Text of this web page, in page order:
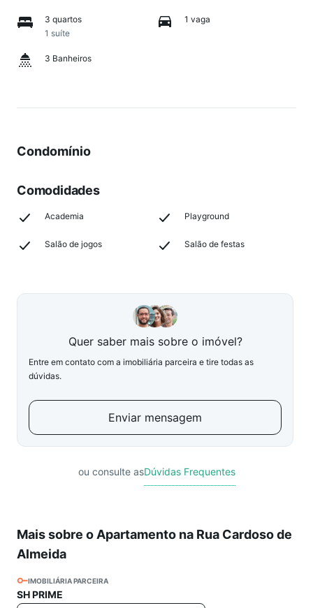
3 quartos
1 suíte
1 vaga
3 Banheiros
Condomínio
Comodidades
Academia Playground
Salão de jogos Salão de festas
Quer saber mais sobre o imóvel?
Entre em contato com a imobiliária parceira e tire todas as
dúvidas.
Enviar mensagem
ou consulte asDúvidas Frequentes
Mais sobre o Apartamento na Rua Cardoso de
Almeida
IMOBILIÁRIA PARCEIRA
SH PRIME